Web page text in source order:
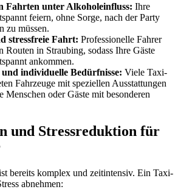
Fahrten unter Alkoholeinfluss: Ihre
feiern, ohne Sorge, nach der Party
zu müssen.
stressfreie Fahrt: Professionelle Fahrer
Routen in Straubing, sodass Ihre Gäste
ankommen.
individuelle Bedürfnisse: Viele Taxi-
Fahrzeuge mit speziellen Ausstattungen
Menschen oder Gäste mit besonderen
und Stressreduktion für
bereits komplex und zeitintensiv. Ein Taxi-
abnehmen: